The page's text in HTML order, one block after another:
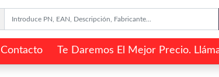
Contacto Te Daremos El Mejor Precio.